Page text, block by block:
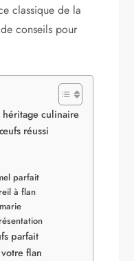
classique de la
conseils pour
culinaire
réussi
parfait
à flan
parfait
flan